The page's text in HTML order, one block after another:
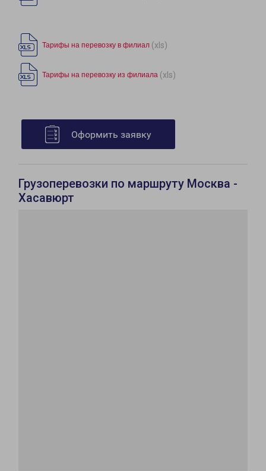
Тарифы на перевозку в филиал (xls)
Тарифы на перевозку из филиала (xls)
Оформить заявку
Грузоперевозки по маршруту Москва -
Хасавюрт